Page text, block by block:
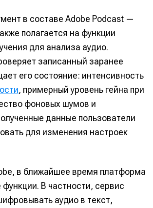
в составе Adobe Podcast —
полагается на функции
для анализа аудио.
записанный заранее
его состояние: интенсивность
, примерный уровень гейна при
фоновых шумов и
данные пользователи
для изменения настроек
в ближайшее время платформа
функции. В частности, сервис
аудио в текст,